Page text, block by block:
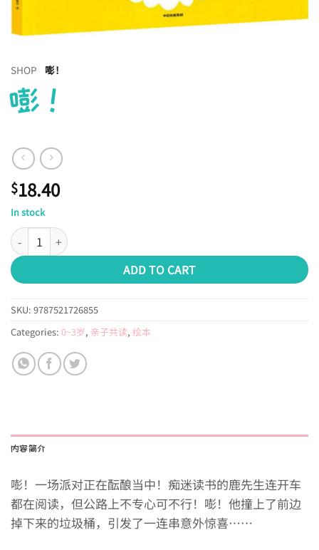
SHOP 嘭！
嘭！
$18.40
In stock
嘭！ quantity
ADD TO CART
SKU: 9787521726855
Categories: 0~3岁, 亲子共读, 绘本
内容简介
嘭！一场派对正在酝酿当中！ 痴迷读书的鹿先生连开车
都在阅读，但公路上不专心可不行！嘭！他撞上了前边
掉下来的垃圾桶，引发了一连串意外惊喜……